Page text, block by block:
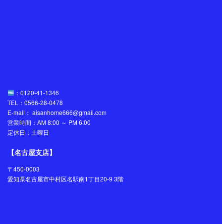
：0120-41-1346
TEL：0566-28-0478
E-mail： aisanhome666@gmail.com
営業時間：AM 8:00 ～ PM 6:00
定休日：土曜日
【名古屋支店】
〒450-0003
愛知県名古屋市中村区名駅南1丁目20-9 3階